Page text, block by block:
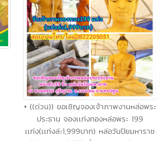
• ((ด่วน)) ขอเชิญจองเจ้าภาพงานหล่อพระ
ประธาน จองเเท่งทองหล่อพระ 199
เเท่ง(เเท่งล่ะ1,999บาท) หล่อวันปิยมหาราช